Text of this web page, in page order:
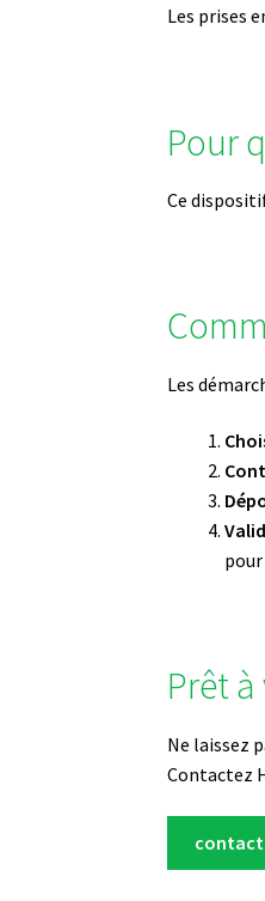
Les prises
Pour
Ce
Les
pour
Prêt
Ne laissez
Contactez
contact